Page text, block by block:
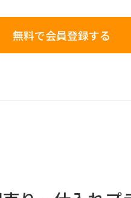
無料で会員登録する